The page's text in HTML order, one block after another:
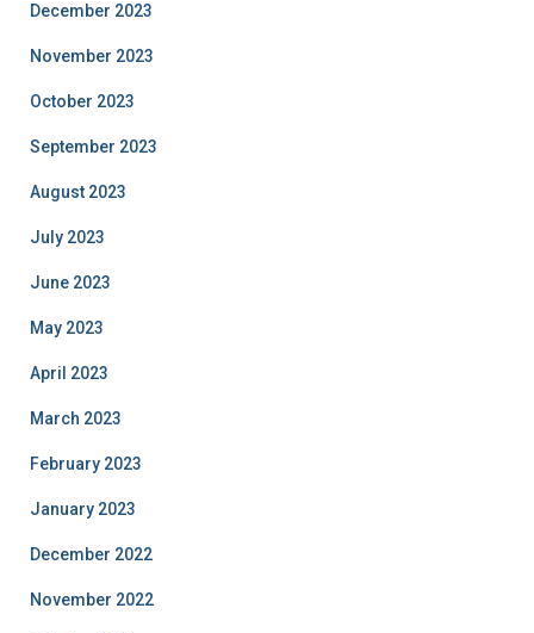
December 2023
November 2023
October 2023
September 2023
August 2023
July 2023
June 2023
May 2023
April 2023
March 2023
February 2023
January 2023
December 2022
November 2022